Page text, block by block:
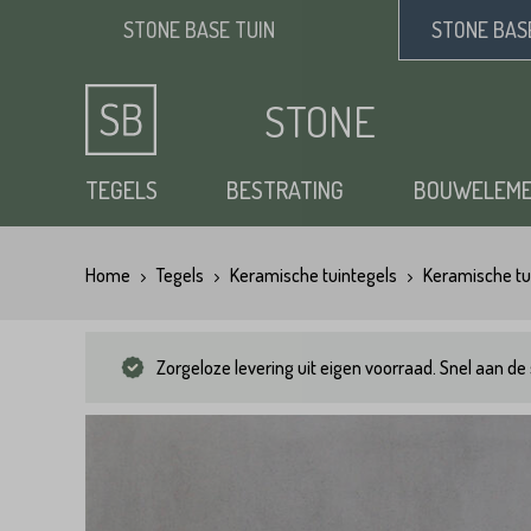
STONE BASE TUIN STONE
STONE
BASE
TEGELS
Keramische tuintegels
BESTRATING
Klinkers
Opsluitbanden
Siergrind
Vloertegels
Home Tegels Keramische tuintegels Keramische
Zorgeloze levering uit eigen voorraad. Snel aan de